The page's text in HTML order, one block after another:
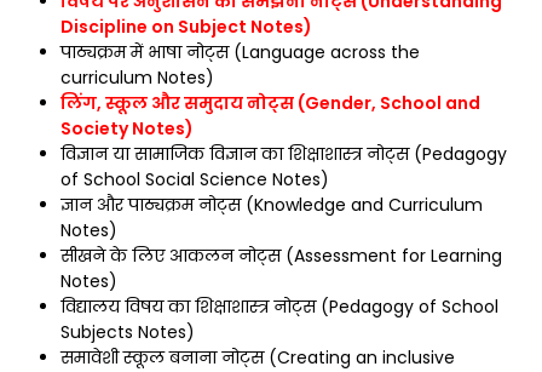
Discipline on Subject Notes)
पाठ्यक्रम में भाषा नोट्स (Language across the
curriculum Notes)
लिंग, स्कूल और समुदाय नोट्स (Gender, School and
Society Notes)
विज्ञान या सामाजिक विज्ञान का शिक्षाशास्त्र नोट्स (Pedagogy
of School Social Science Notes)
ज्ञान और पाठ्यक्रम नोट्स (Knowledge and Curriculum
Notes)
सीखने के लिए आकलन नोट्स (Assessment for Learning
Notes)
विद्यालय विषय का शिक्षाशास्त्र नोट्स (Pedagogy of School
Subjects Notes)
समावेशी स्कूल बनाना नोट्स (Creating an inclusive